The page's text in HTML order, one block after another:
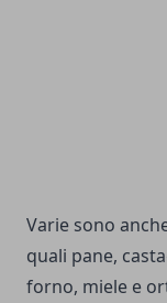
Varie sono
quali pane,
forno, miele e